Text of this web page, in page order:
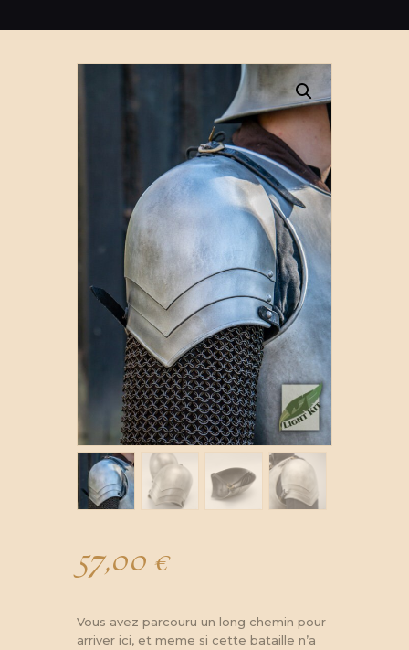
57,00€
Vous avez parcouru un long chemin pour
arriver ici, et meme si cette bataille n’a